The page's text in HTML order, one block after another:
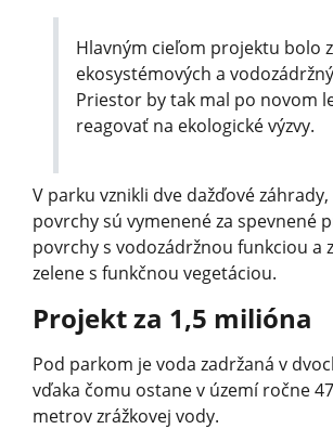
Hlavným cieľom projektu bolo
ekosystémových a
Priestor by tak mal po novom
reagovať na ekologické výzvy.
V parku vznikli dve dažďové
povrchy sú vymenené za spevnené
povrchy s vodozádržnou funkciou a
zelene s funkčnou vegetáciou.
Projekt za 1,5 milióna
Pod parkom je voda zadržaná v
vďaka čomu ostane v území ročne
metrov zrážkovej vody.